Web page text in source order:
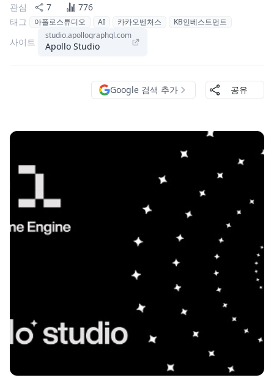
관심
7
776
태그
아폴로스튜디오 AI 카카오벤처스 KB인베스트먼트
사이트
studio.apollographql.com
Apollo Studio
Google 검색 추가 공유